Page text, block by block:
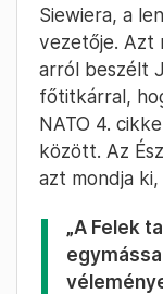
Siewiera, a
vezetője. Azt
arról beszélt
főtitkárral,
NATO 4.
között. Az
azt mondja
„A Felek